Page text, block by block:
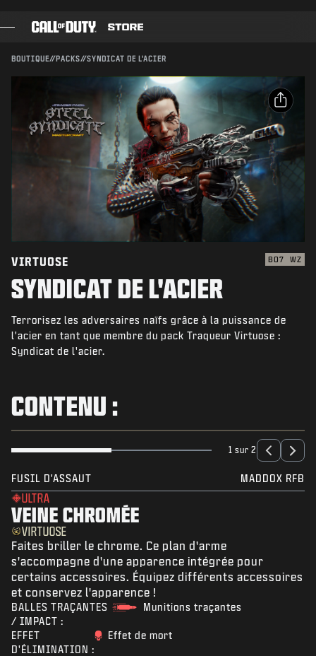
PASSE DE COMBAT
BLACK CELL
BOUTIQUE D'ÉQUIPEMENT
JEUX
ACTUS
BOUTIQUE
ASSISTANCE
CONNEXION|S'INSCRIRE
BOUTIQUE//PACKS//SYNDICAT DE L'ACIER
Compatible avec :
CONFIRMER L'ACHAT
ANNULER
Activision peut mettre à jour, remplacer ou supprimer
ce contenu en jeu à tout moment.
PARTAGER
Email
Facebook
VIRTUOSE BO7 WZ
SYNDICAT DE L'ACIER
Terrorisez les adversaires naïfs grâce à la puissance de
l'acier en tant que membre du pack Traqueur Virtuose :
Syndicat de l'acier.
CONTENU :
1 sur 2
FUSIL D'ASSAUT MADDOX RFB
ULTRA
VEINE CHROMÉE
VIRTUOSE
Faites briller le chrome. Ce plan d'arme
s'accompagne d'une apparence intégrée pour
certains accessoires. Équipez différents accessoires
et conservez l'apparence !
BALLES TRAÇANTES
/ IMPACT :
Munitions traçantes
EFFET
D'ÉLIMINATION :
Effet de mort